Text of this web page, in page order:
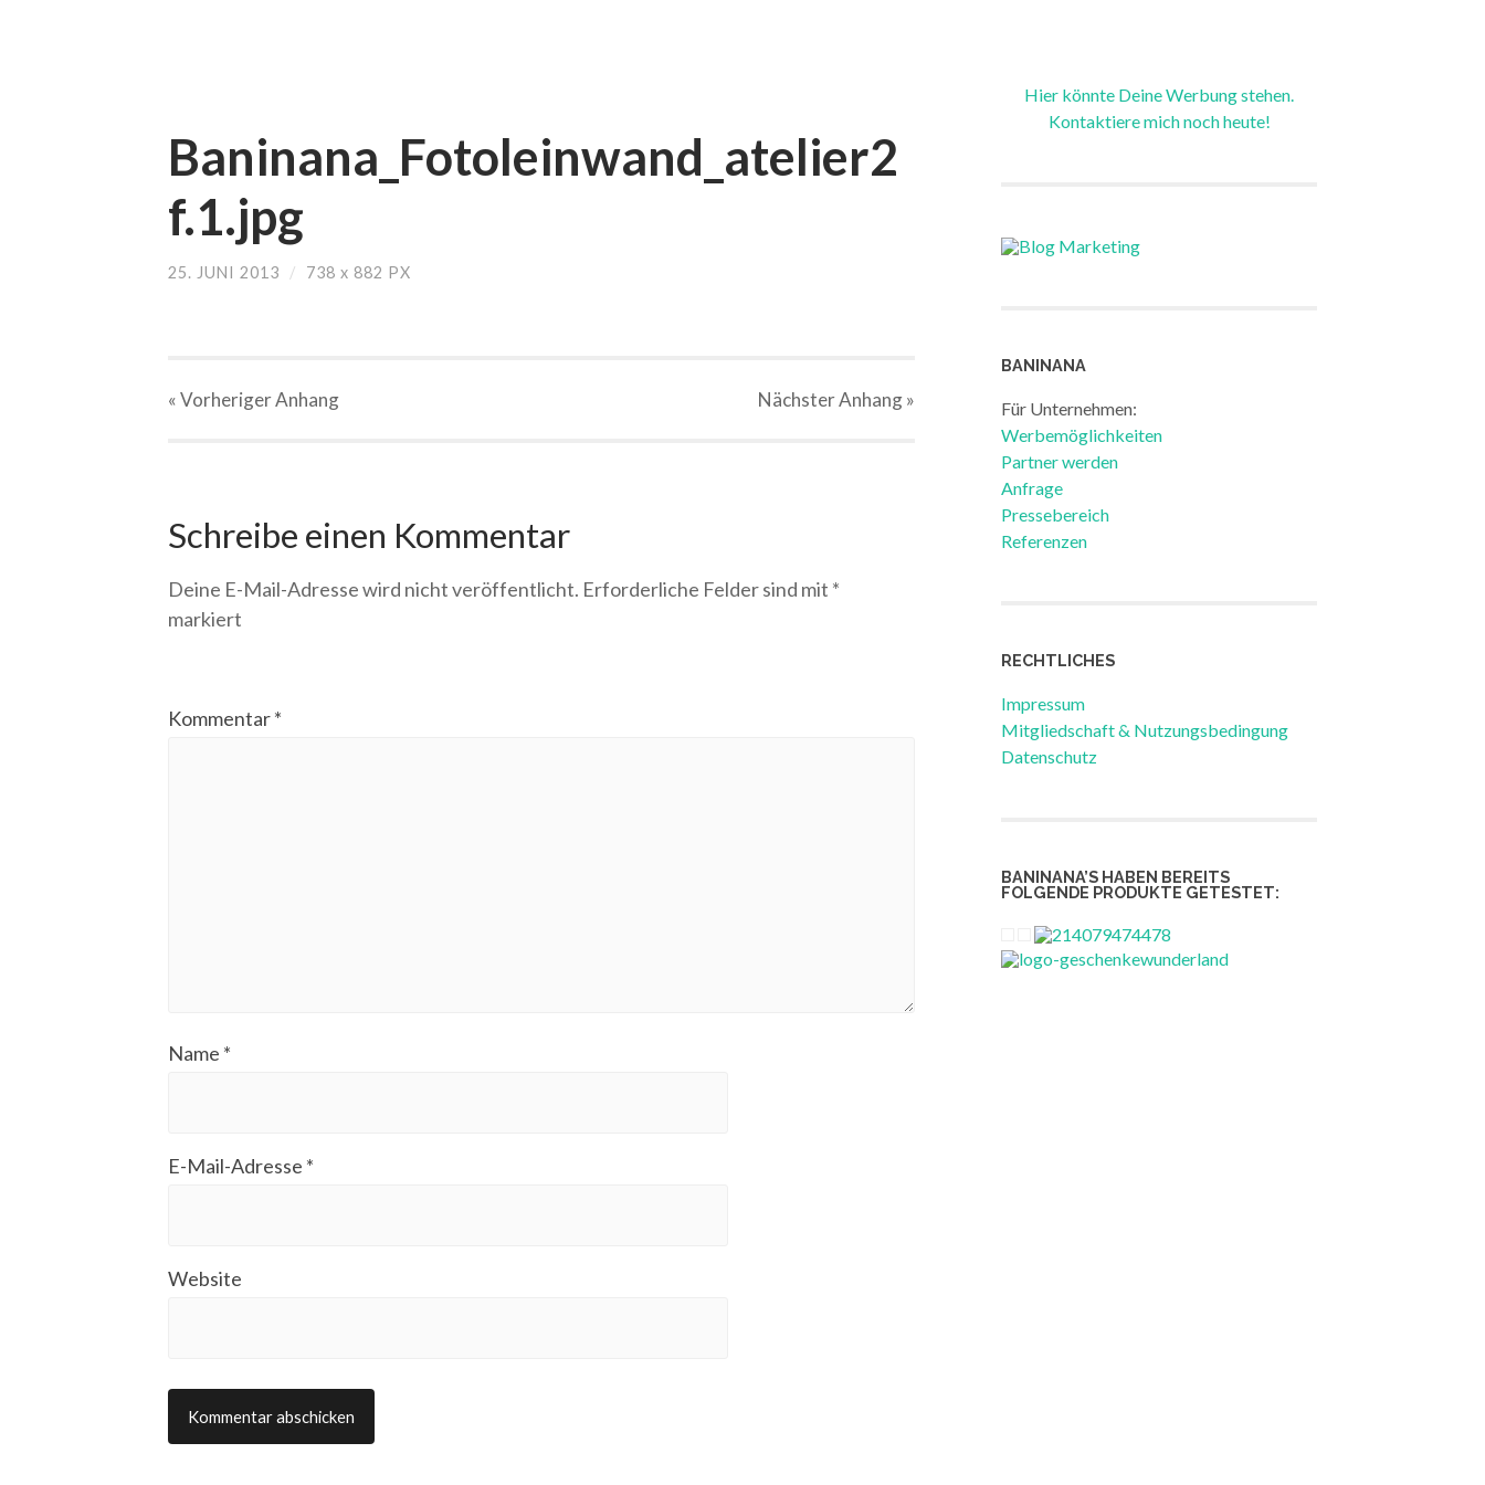
Baninana_Fotoleinwand_atelier2
f.1.jpg
25. JUNI 2013 / 738 x 882 PX
« VorherigerAnhang NächsterAnhang»
Schreibe einen Kommentar
Deine E-Mail-Adresse wird nicht veröffentlicht. Erforderliche Felder sind mit *
markiert
Kommentar*
Name *
E-Mail-Adresse *
Website
Hier könnte Deine Werbung stehen.
Kontaktiere mich noch heute!
BANINANA
Für Unternehmen:
Werbemöglichkeiten
Partner werden
Anfrage
Pressebereich
Referenzen
RECHTLICHES
Impressum
Mitgliedschaft & Nutzungsbedingung
Datenschutz
BANINANA’S HABEN BEREITS
FOLGENDE PRODUKTE GETESTET: